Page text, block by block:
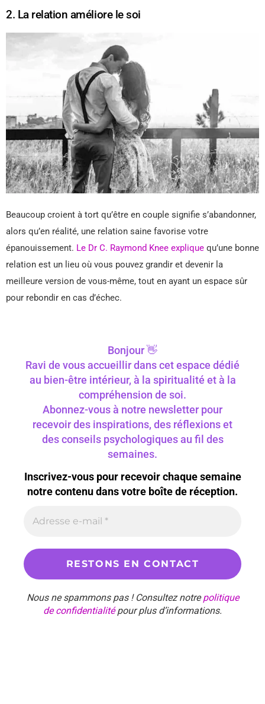
2. La relation améliore le soi
Beaucoup croient à tort qu’être en couple signifie s’abandonner,
alors qu’en réalité, une relation saine favorise votre
épanouissement. Le Dr C. Raymond Knee explique qu’une bonne
relation est un lieu où vous pouvez grandir et devenir la
meilleure version de vous-même, tout en ayant un espace sûr
pour rebondir en cas d’échec.
Bonjour 👋
Ravi de vous accueillir dans cet espace dédié
au bien-être intérieur, à la spiritualité et à la
compréhension de soi.
Abonnez-vous à notre newsletter pour
recevoir des inspirations, des réflexions et
des conseils psychologiques au fil des
semaines.
Inscrivez-vous pour recevoir chaque semaine
notre contenu dans votre boîte de réception.
Nous ne spammons pas ! Consultez notrepolitique
de confidentialitépour plus d’informations.